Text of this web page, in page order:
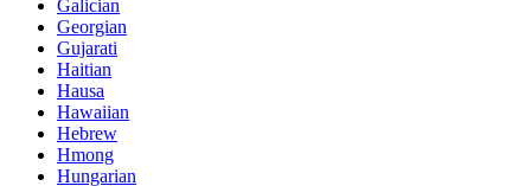
Galician
Georgian
Gujarati
Haitian
Hausa
Hawaiian
Hebrew
Hmong
Hungarian